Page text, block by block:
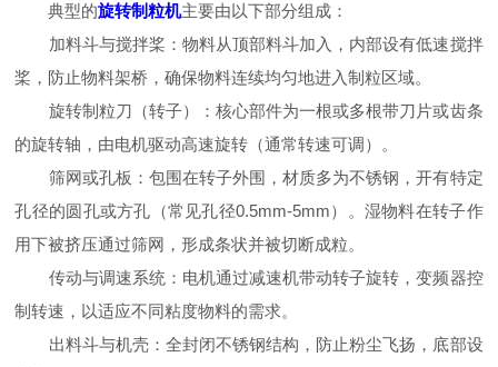
典型的旋转制粒机主要由以下部分组成：
加料斗与搅拌桨：物料从顶部料斗加入，内部设有低速搅拌
桨，防止物料架桥，确保物料连续均匀地进入制粒区域。
旋转制粒刀（转子）：核心部件为一根或多根带刀片或齿条
的旋转轴，由电机驱动高速旋转（通常转速可调）。
筛网或孔板：包围在转子外围，材质多为不锈钢，开有特定
孔径的圆孔或方孔（常见孔径0.5mm-5mm）。湿物料在转子作
用下被挤压通过筛网，形成条状并被切断成粒。
传动与调速系统：电机通过减速机带动转子旋转，变频器控
制转速，以适应不同粘度物料的需求。
出料斗与机壳：全封闭不锈钢结构，防止粉尘飞扬，底部设